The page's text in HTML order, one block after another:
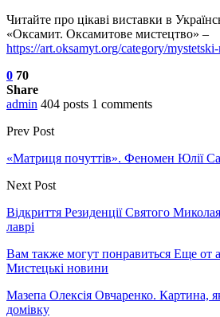
Читайте про цікаві виставки в
«Оксамит. Оксамитове мистецтво» –
https://art.oksamyt.org/category/
0 70
Share
admin 404 posts 1 comments
Prev Post
«Матриця почуттів». Феномен Юлії
Next Post
Відкриття Резиденції Святого
лаврі
Вам также могут понравиться Еще от
Мистецькі новини
Мазепа Олексія Овчаренко. Картина,
домівку